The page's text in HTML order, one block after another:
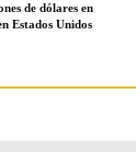
de dólares en
Estados Unidos